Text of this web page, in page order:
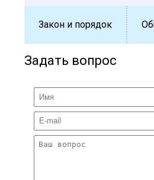
Закон и порядок
Задать вопрос